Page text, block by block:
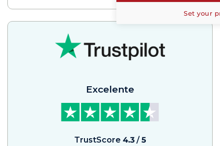
Excelente
TrustScore 4.3/5
Set your